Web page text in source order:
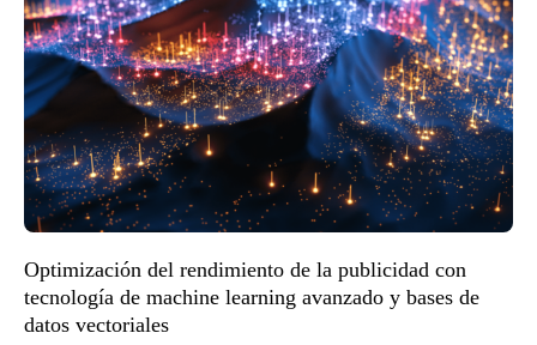
Optimización del rendimiento de la publicidad con
tecnología de machine learning avanzado y bases de
datos vectoriales